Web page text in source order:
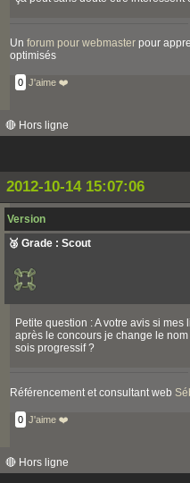
Un forum pour webmaster pour
optimisés
0 J'aime ❤️
🔴 Hors ligne
2012-10-14 15:07:06
Version
🥉 Grade : Scout
Petite question : A votre avis si
après le concours je change le
sois progressif ?
Référencement et consultant web
0 J'aime ❤️
🔴 Hors ligne